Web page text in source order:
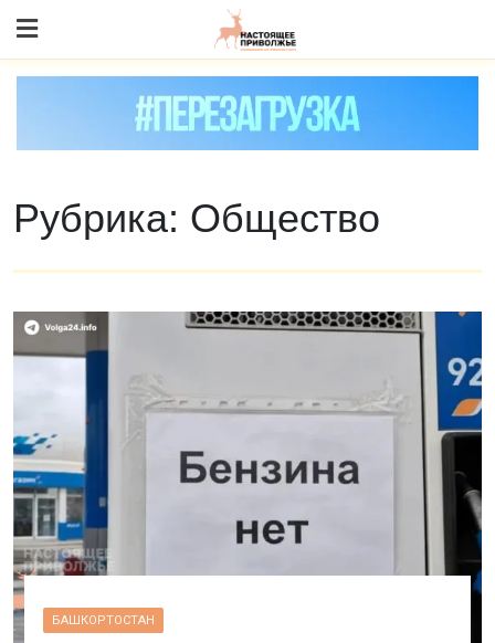
to content
Рубрика: Общество
БАШКОРТОСТАН